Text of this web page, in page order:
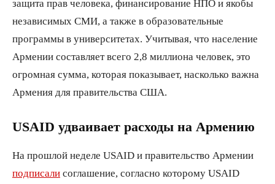
защита прав человека, финансирование НПО и якобы
независимых СМИ, а также в образовательные
программы в университетах. Учитывая, что население
Армении составляет всего 2,8 миллиона человек, это
огромная сумма, которая показывает, насколько важна
Армения для правительства США.
USAID удваивает расходы на Армению
На прошлой неделе USAID и правительство Армении
подписали соглашение, согласно которому USAID